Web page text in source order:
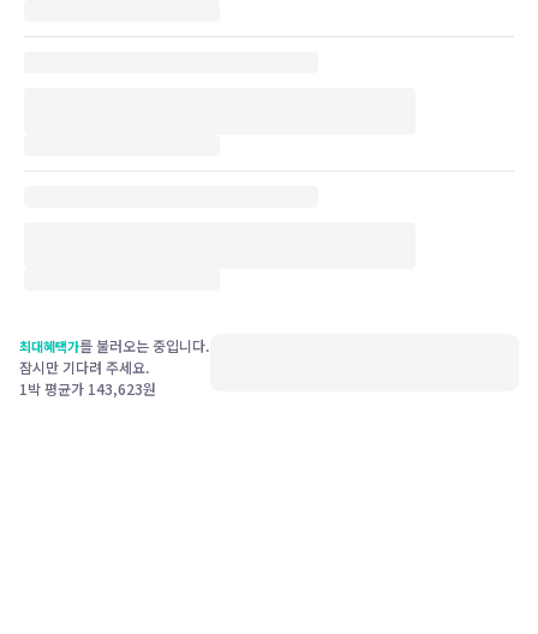
최대혜택가를 불러오는 중입니다.
잠시만 기다려 주세요.
1박 평균가 143,623원